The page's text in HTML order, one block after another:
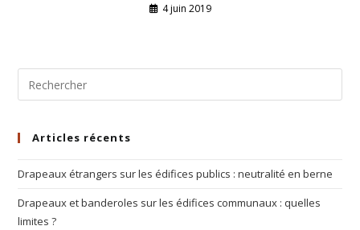
4 juin 2019
Articles récents
Drapeaux étrangers sur les édifices publics : neutralité en berne
Drapeaux et banderoles sur les édifices communaux : quelles
limites ?